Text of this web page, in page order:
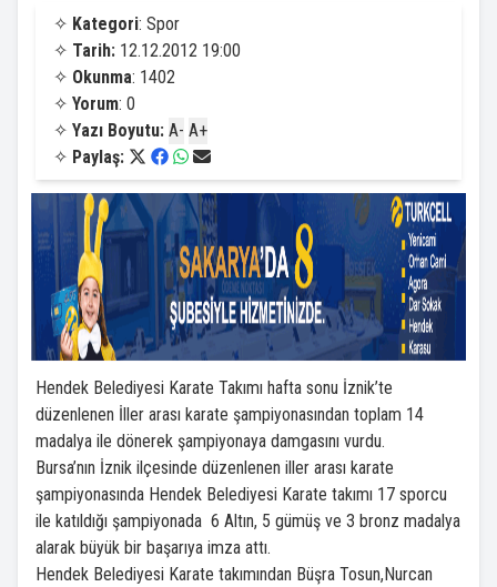
✧ Kategori: Spor
✧ Tarih: 12.12.2012 19:00
✧ Okunma: 1402
✧ Yorum: 0
✧ Yazı Boyutu: A- A+
✧ Paylaş:
Hendek Belediyesi Karate Takımı hafta sonu İznik’te
düzenlenen İller arası karate şampiyonasından toplam 14
madalya ile dönerek şampiyonaya damgasını vurdu.
Bursa’nın İznik ilçesinde düzenlenen iller arası karate
şampiyonasında Hendek Belediyesi Karate takımı 17 sporcu
ile katıldığı şampiyonada 6 Altın, 5 gümüş ve 3 bronz madalya
alarak büyük bir başarıya imza attı.
Hendek Belediyesi Karate takımından Büşra Tosun,Nurcan